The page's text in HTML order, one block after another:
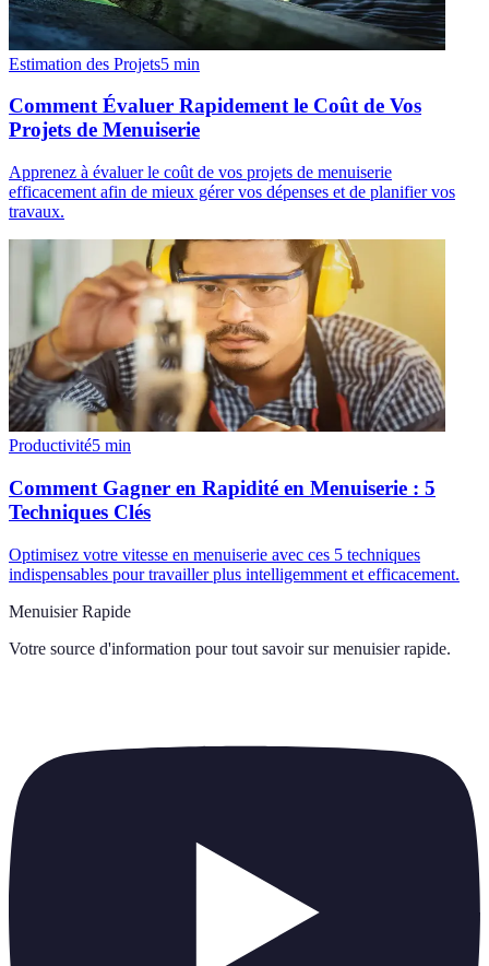
Estimation des Projets5 min
Comment Évaluer Rapidement le Coût de Vos
Projets de Menuiserie
Apprenez à évaluer le coût de vos projets de menuiserie
efficacement afin de mieux gérer vos dépenses et de planifier vos
travaux.
Productivité5 min
Comment Gagner en Rapidité en Menuiserie : 5
Techniques Clés
Optimisez votre vitesse en menuiserie avec ces 5 techniques
indispensables pour travailler plus intelligemment et efficacement.
Menuisier Rapide
Votre source d'information pour tout savoir sur menuisier rapide.